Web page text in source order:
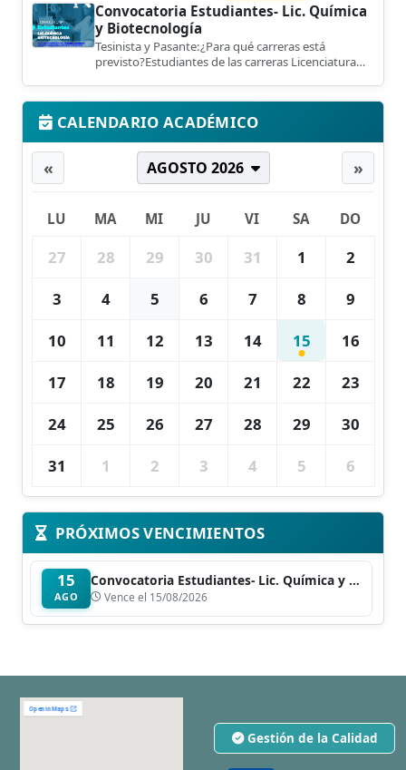
Convocatoria Estudiantes- Lic. Química
y Biotecnología
Tesinista y Pasante:¿Para qué carreras está
previsto?Estudiantes de las carreras Licenciaturas
CALENDARIO ACADÉMICO
« AGOSTO 2026 »
LU MA MI JU VI SA DO
27 28 29 30 31 1
2
3
4 5 6 7 8
9
10
11 12 13 14 15
16
17
18 19 20 21 22
23
24
25 26 27 28 29
30
31
1 2 3 4 5 6
PRÓXIMOS VENCIMIENTOS
15
AGO
Convocatoria Estudiantes- Lic. Química y Biotecnología
Vence el 15/08/2026
Gestión de la Calidad